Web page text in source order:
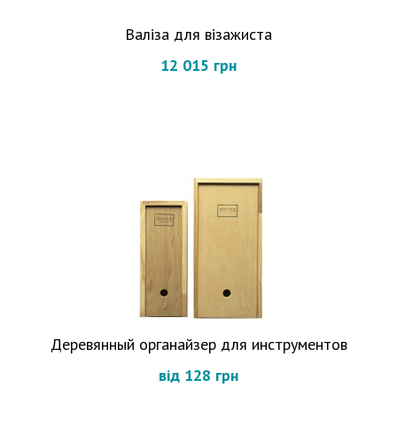
Валіза для візажиста
12 015 грн
Деревянный органайзер для инструментов
від 128 грн